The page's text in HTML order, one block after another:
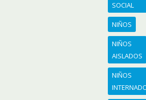
SOCIAL
NIÑOS
NIÑOS
AISLADOS
NIÑOS